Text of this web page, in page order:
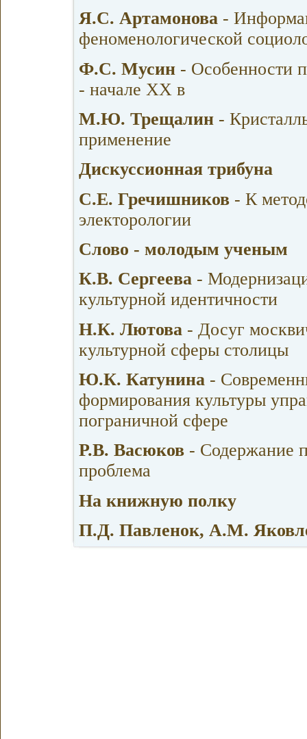
Я.С. Артамонова -
феноменологической
Ф.С. Мусин - Особенности
- начале XX в
М.Ю. Трещалин -
применение
Дискуссионная трибуна
С.Е. Гречишников - К
электорологии
Слово - молодым ученым
К.В. Сергеева -
культурной идентичности
Н.К. Лютова - Досуг
культурной сферы столицы
Ю.К. Катунина -
формирования культуры
пограничной сфере
Р.В. Васюков - Содержание
проблема
На книжную полку
П.Д. Павленок, A.M.